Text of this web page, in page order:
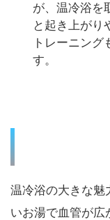
が、温冷浴を
と起き上がり
トレーニング
す。
温冷浴の大きな魅
いお湯で血管が広